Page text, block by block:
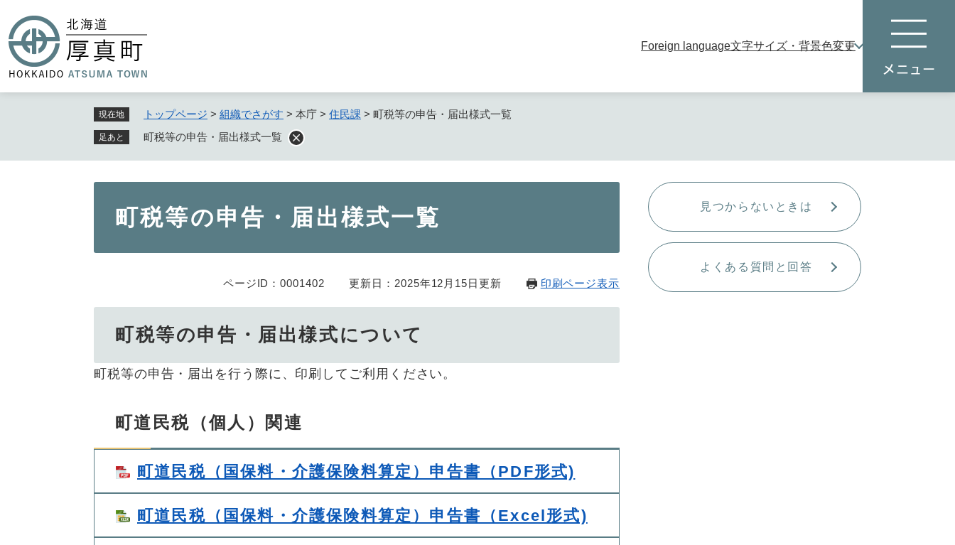
ジ
先
頭
本
Foreign language文字サイズ・背景色変更
現在地 トップページ > 組織でさがす > 本庁 > 住民課 > 町税等の申告・届出様式一覧
足あと 町税等の申告・届出様式一覧
町税等の申告・届出様式一覧
ページID：0001402 更新日：2025年12月15日更新 印刷ページ表示
町税等の申告・届出様式について
町税等の申告・届出を行う際に、印刷してご利用ください。
町道民税（個人）関連
町道民税（国保料・介護保険料算定）申告書（PDF形式)
町道民税（国保料・介護保険料算定）申告書（Excel形式)
見つからないときは
よくある質問と回答